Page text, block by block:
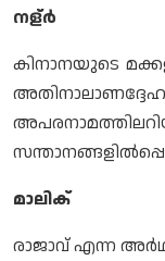
നള്ര്‍
കിനാനയുടെ
മാലിക്
രാജാവ് എന്ന